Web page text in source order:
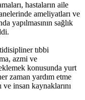
hastaların aile
ameliyatları ve
yapılmasının sağlık
tıbbi
azmi ve
konusunda yurt
zaman yardım etme
insan kaynaklarını